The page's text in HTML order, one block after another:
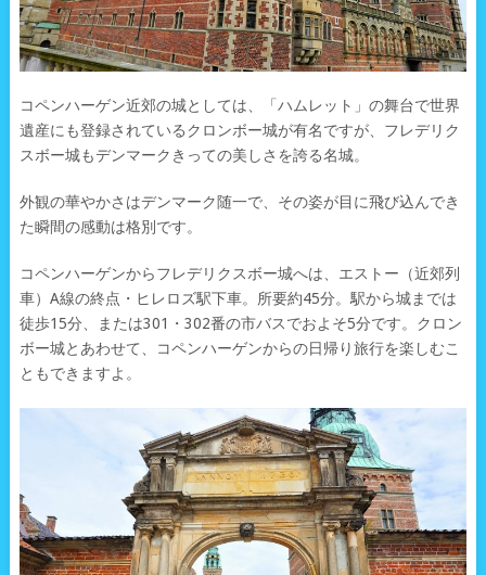
コペンハーゲン近郊の城としては、「ハムレット」の舞台で世界
遺産にも登録されているクロンボー城が有名ですが、フレデリク
スボー城もデンマークきっての美しさを誇る名城。
外観の華やかさはデンマーク随一で、その姿が目に飛び込んでき
た瞬間の感動は格別です。
コペンハーゲンからフレデリクスボー城へは、エストー（近郊列
車）A線の終点・ヒレロズ駅下車。所要約45分。駅から城までは
徒歩15分、または301・302番の市バスでおよそ5分です。クロン
ボー城とあわせて、コペンハーゲンからの日帰り旅行を楽しむこ
ともできますよ。